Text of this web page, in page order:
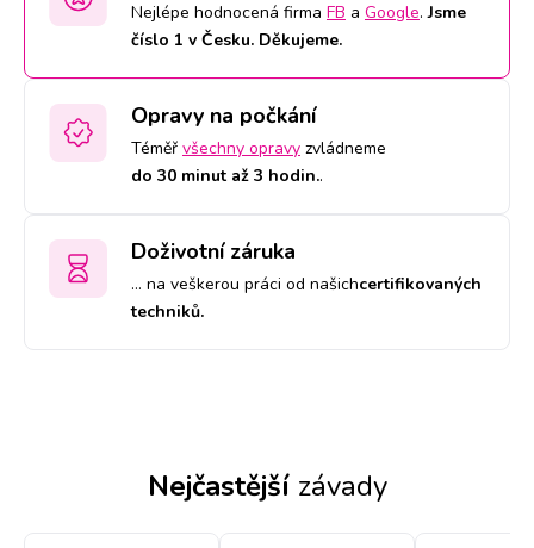
Nejlépe hodnocená firma FB a Google.Jsme
číslo 1 v Česku. Děkujeme.
Opravy na počkání
Téměř všechny opravy zvládneme
do 30 minut až 3 hodin..
Doživotní záruka
… na veškerou práci od našichcertifikovaných
techniků.
Nejčastější závady